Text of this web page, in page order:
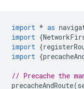
import * as
import {
import {
import {
// Precache the
precacheAndRoute(